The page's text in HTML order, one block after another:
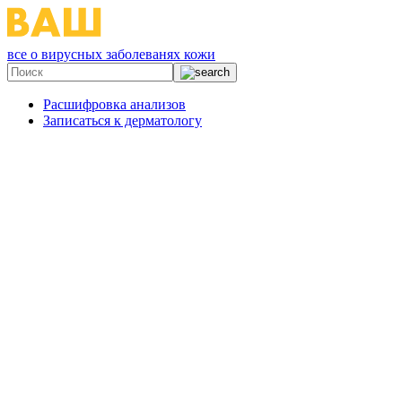
все о вирусных заболеванях кожи
Расшифровка анализов
Записаться к дерматологу